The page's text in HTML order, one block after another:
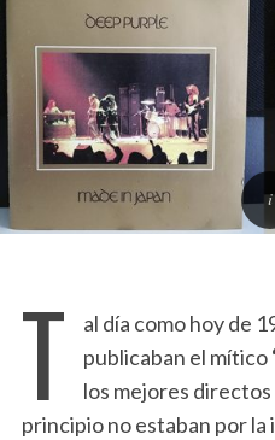
T al día como hoy de
publicaban el mítico
los mejores
principio no estaban por la